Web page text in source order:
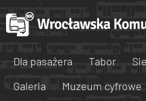
Dla pasażera Tabor
Galeria
Muzeum cyfrowe